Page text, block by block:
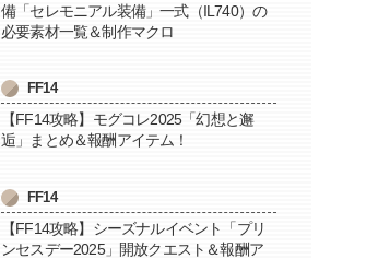
備「セレモニアル装備」一式（IL740）の
必要素材一覧＆制作マクロ
FF14
【FF14攻略】モグコレ2025「幻想と邂
逅」まとめ＆報酬アイテム！
FF14
【FF14攻略】シーズナルイベント「プリ
ンセスデー2025」開放クエスト＆報酬ア